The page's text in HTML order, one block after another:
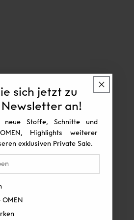
sich jetzt zu
an!
neue Stoffe, Schnitte und
Highlights weiterer
exklusiven Private Sale.